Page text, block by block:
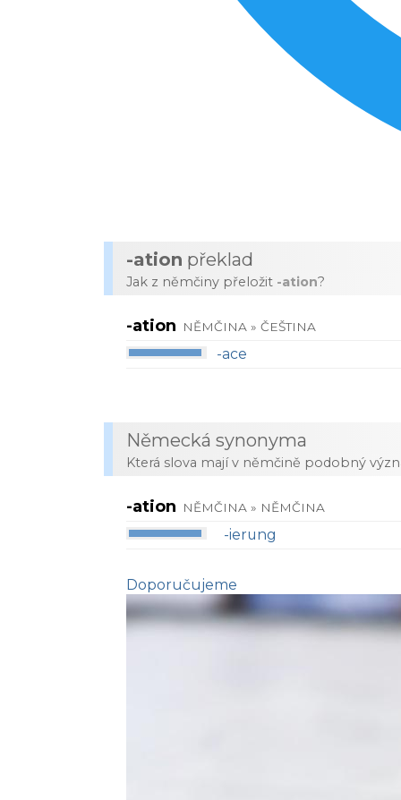
-ation překlad
Jak z němčiny přeložit -ation?
-ation NĚMČINA » ČEŠTINA
-ace
Německá synonyma
Která slova mají v němčině podobný
-ation NĚMČINA » NĚMČINA
-ierung
Doporučujeme